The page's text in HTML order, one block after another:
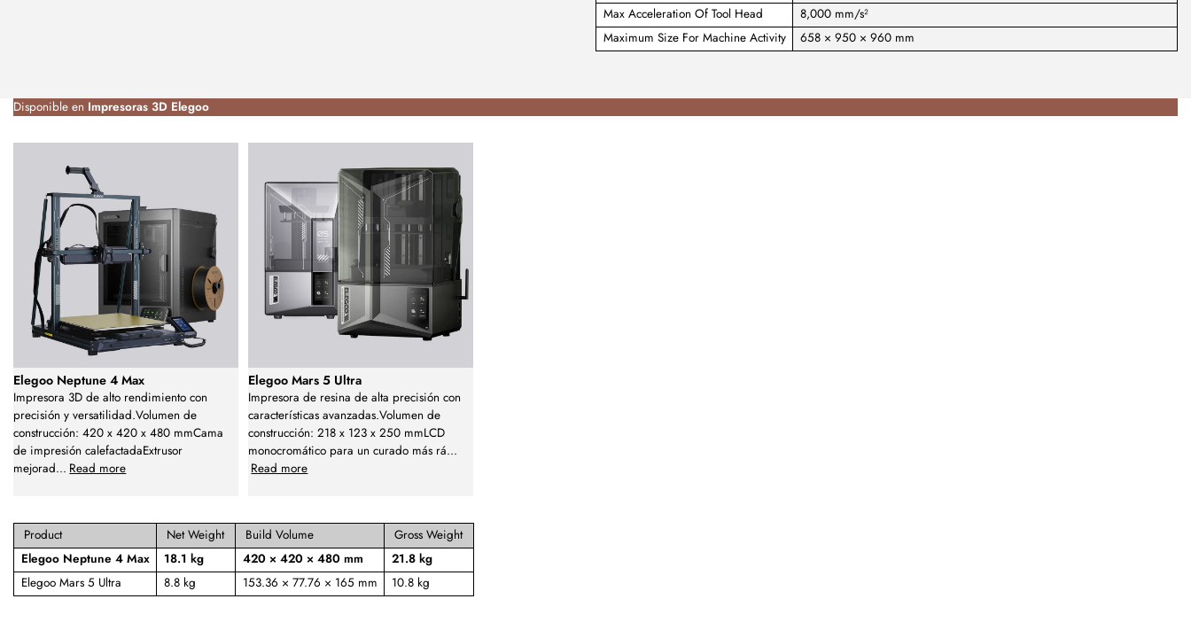
Max Acceleration Of Tool Head
8,000 mm/s²
Maximum Size For Machine Activity
658 × 950 × 960 mm
Disponible en Impresoras 3D Elegoo
Elegoo Neptune 4 Max
Impresora 3D de alto rendimiento con
precisión y versatilidad.Volumen de
construcción: 420 x 420 x 480 mmCama
de impresión calefactadaExtrusor
mejorad... Read more
Elegoo Mars 5 Ultra
Impresora de resina de alta precisión con
características avanzadas.Volumen de
construcción: 218 x 123 x 250 mmLCD
monocromático para un curado más rá...
Read more
Product Net Weight Build Volume
Gross Weight
Elegoo Neptune 4 Max
18.1 kg 420 × 420 × 480 mm
21.8 kg
Elegoo Mars 5 Ultra
8.8 kg 153.36 × 77.76 × 165 mm 10.8 kg